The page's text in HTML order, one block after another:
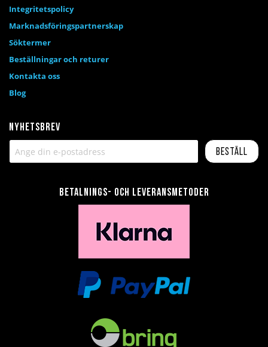
Nyhetsbrev
Beställ
Betalnings- och leveransmetoder
Integritetspolicy
Marknadsföringspartnerskap
Söktermer
Beställningar och returer
Kontakta oss
Blog